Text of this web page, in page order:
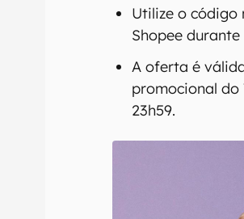
Utilize o código
Shopee
A oferta é
promocional do
23h59.